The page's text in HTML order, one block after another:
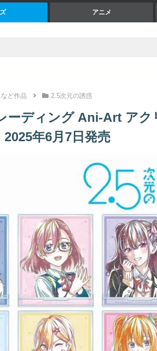
アニメ
ど作品 2.5次元の誘惑
ーディング Ani-Art ア
2025年6月7日発売